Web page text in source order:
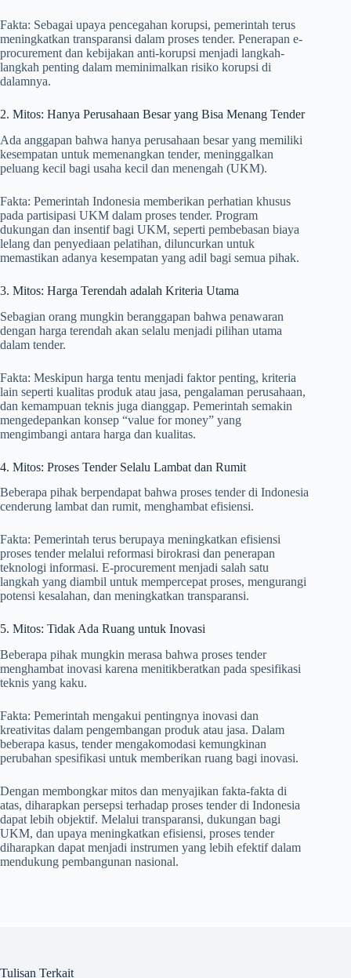
Fakta: Sebagai upaya pencegahan korupsi, pemerintah terus
meningkatkan transparansi dalam proses tender. Penerapan e-
procurement dan kebijakan anti-korupsi menjadi langkah-
langkah penting dalam meminimalkan risiko korupsi di
dalamnya.
2. Mitos: Hanya Perusahaan Besar yang Bisa Menang Tender
Ada anggapan bahwa hanya perusahaan besar yang memiliki
kesempatan untuk memenangkan tender, meninggalkan
peluang kecil bagi usaha kecil dan menengah (UKM).
Fakta: Pemerintah Indonesia memberikan perhatian khusus
pada partisipasi UKM dalam proses tender. Program
dukungan dan insentif bagi UKM, seperti pembebasan biaya
lelang dan penyediaan pelatihan, diluncurkan untuk
memastikan adanya kesempatan yang adil bagi semua pihak.
3. Mitos: Harga Terendah adalah Kriteria Utama
Sebagian orang mungkin beranggapan bahwa penawaran
dengan harga terendah akan selalu menjadi pilihan utama
dalam tender.
Fakta: Meskipun harga tentu menjadi faktor penting, kriteria
lain seperti kualitas produk atau jasa, pengalaman perusahaan,
dan kemampuan teknis juga dianggap. Pemerintah semakin
mengedepankan konsep “value for money” yang
mengimbangi antara harga dan kualitas.
4. Mitos: Proses Tender Selalu Lambat dan Rumit
Beberapa pihak berpendapat bahwa proses tender di Indonesia
cenderung lambat dan rumit, menghambat efisiensi.
Fakta: Pemerintah terus berupaya meningkatkan efisiensi
proses tender melalui reformasi birokrasi dan penerapan
teknologi informasi. E-procurement menjadi salah satu
langkah yang diambil untuk mempercepat proses, mengurangi
potensi kesalahan, dan meningkatkan transparansi.
5. Mitos: Tidak Ada Ruang untuk Inovasi
Beberapa pihak mungkin merasa bahwa proses tender
menghambat inovasi karena menitikberatkan pada spesifikasi
teknis yang kaku.
Fakta: Pemerintah mengakui pentingnya inovasi dan
kreativitas dalam pengembangan produk atau jasa. Dalam
beberapa kasus, tender mengakomodasi kemungkinan
perubahan spesifikasi untuk memberikan ruang bagi inovasi.
Dengan membongkar mitos dan menyajikan fakta-fakta di
atas, diharapkan persepsi terhadap proses tender di Indonesia
dapat lebih objektif. Melalui transparansi, dukungan bagi
UKM, dan upaya meningkatkan efisiensi, proses tender
diharapkan dapat menjadi instrumen yang lebih efektif dalam
mendukung pembangunan nasional.
Tulisan Terkait